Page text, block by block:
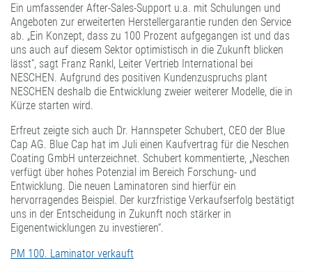
Ein umfassender After-Sales-Support u.a. mit Schulungen und
Angeboten zur erweiterten Herstellergarantie runden den Service
ab. „Ein Konzept, dass zu 100 Prozent aufgegangen ist und das
uns auch auf diesem Sektor optimistisch in die Zukunft blicken
lässt“, sagt Franz Rankl, Leiter Vertrieb International bei
NESCHEN. Aufgrund des positiven Kundenzuspruchs plant
NESCHEN deshalb die Entwicklung zweier weiterer Modelle, die in
Kürze starten wird.
Erfreut zeigte sich auch Dr. Hannspeter Schubert, CEO der Blue
Cap AG. Blue Cap hat im Juli einen Kaufvertrag für die Neschen
Coating GmbH unterzeichnet. Schubert kommentierte, „Neschen
verfügt über hohes Potenzial im Bereich Forschung- und
Entwicklung. Die neuen Laminatoren sind hierfür ein
hervorragendes Beispiel. Der kurzfristige Verkaufserfolg bestätigt
uns in der Entscheidung in Zukunft noch stärker in
Eigenentwicklungen zu investieren“.
PM 100. Laminator verkauft